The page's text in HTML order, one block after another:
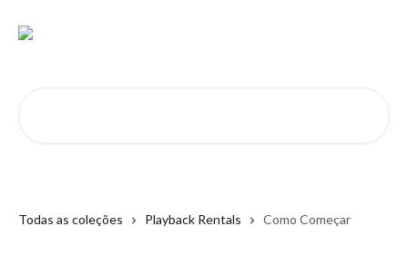
Todas as coleções Playback Rentals Como Começar